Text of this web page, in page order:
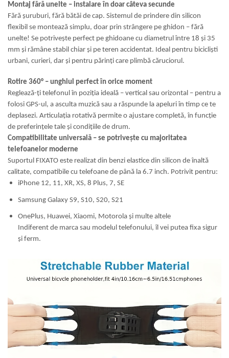
Montaj fără unelte – instalare în doar câteva secunde
Fără șuruburi, fără bătăi de cap. Sistemul de prindere din silicon
flexibil se montează simplu, doar prin strângere pe ghidon – fără
unelte! Se potrivește perfect pe ghidoane cu diametrul între 18 și 35
mm și rămâne stabil chiar și pe teren accidentat. Ideal pentru bicicliști
urbani, curieri, dar și pentru părinți care plimbă căruciorul.
Rotire 360° – unghiul perfect în orice moment
Reglează-ți telefonul în poziția ideală – vertical sau orizontal – pentru a
folosi GPS-ul, a asculta muzică sau a răspunde la apeluri în timp ce te
deplasezi. Articulația rotativă permite o ajustare completă, în funcție
de preferințele tale și condițiile de drum.
Compatibilitate universală – se potrivește cu majoritatea
telefoanelor moderne
Suportul FIXATO este realizat din benzi elastice din silicon de înaltă
calitate, compatibile cu telefoane de până la 6.7 inch. Potrivit pentru:
iPhone 12, 11, XR, XS, 8 Plus, 7, SE
Samsung Galaxy S9, S10, S20, S21
OnePlus, Huawei, Xiaomi, Motorola și multe altele
Indiferent de marca sau modelul telefonului, îl vei putea fixa sigur
și ferm.